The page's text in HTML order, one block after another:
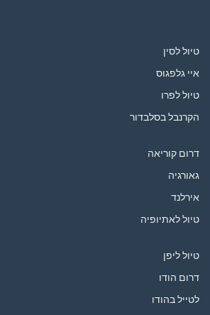
טיול לסין
איי גלפגוס
טיול לפרו
הקרנבל בסלבדור
דרום קוריאה
גאורגיה
אירלנד
טיול לאתיופיה
טיול ליפן
דרום הודו
לטייל בהודו